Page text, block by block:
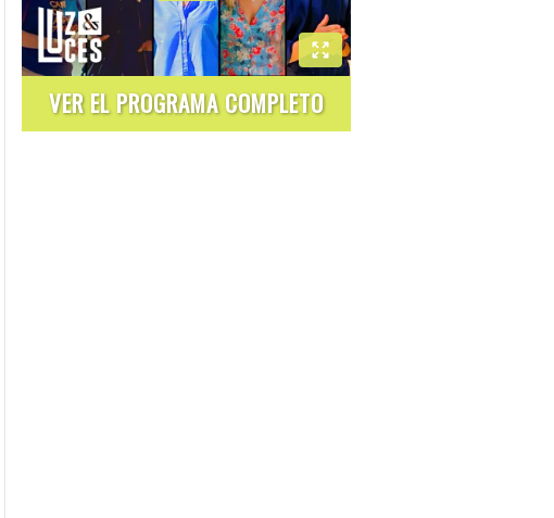
VER EL PROGRAMA COMPLETO